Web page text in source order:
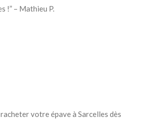
!” – Mathieu P.
votre épave à Sarcelles dès